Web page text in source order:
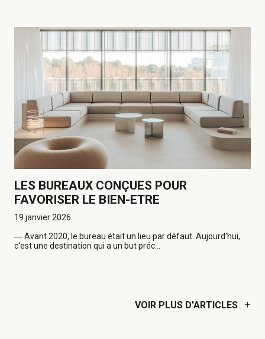
LES BUREAUX CONÇUES POUR
FAVORISER LE BIEN-ETRE
19 janvier 2026
―Avant 2020, le bureau était un lieu par défaut. Aujourd'hui,
c'est une destination qui a un but préc...
VOIR PLUS D'ARTICLES +